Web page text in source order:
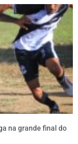
na grande final do